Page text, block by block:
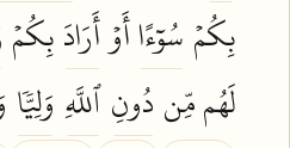
بِكُمۡ سُوٓءًاأَوۡأَرَادَبِكُمۡ
لَهُم مِّن دُونِٱللَّهِ وَلِيّٗا